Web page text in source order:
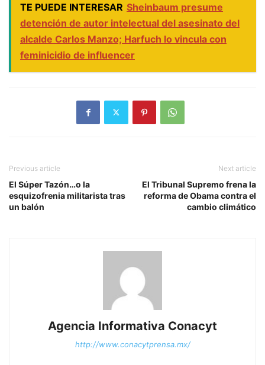
TE PUEDE INTERESAR Sheinbaum presume
detención de autor intelectual del asesinato del
alcalde Carlos Manzo; Harfuch lo vincula con
feminicidio de influencer
Previous article
El Súper Tazón…o la
esquizofrenia militarista tras
un balón
Next article
El Tribunal Supremo frena la
reforma de Obama contra el
cambio climático
Agencia Informativa Conacyt
http://www.conacytprensa.mx/